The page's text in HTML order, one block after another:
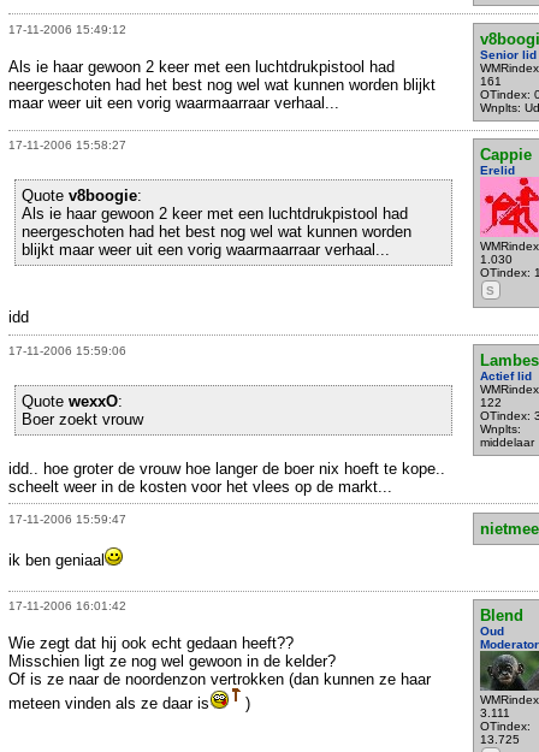
17-11-2006 15:49:12
Senior lid
161
OTindex:
Wnplts:
Als ie haar gewoon 2 keer met een luchtdrukpistool had
neergeschoten had het best nog wel wat kunnen worden blijkt
maar weer uit een vorig waarmaarraar verhaal...
17-11-2006 15:58:27
Cappie
Erelid
1.030
OTindex:
S
Quote v8boogie:
Als ie haar gewoon 2 keer met een luchtdrukpistool had
neergeschoten had het best nog wel wat kunnen worden
blijkt maar weer uit een vorig waarmaarraar verhaal...
idd
17-11-2006 15:59:06
Actief lid
122
OTindex:
Wnplts:
middelaar
Quote wexxO:
Boer zoekt vrouw
idd.. hoe groter de vrouw hoe langer de boer nix hoeft te kope..
scheelt weer in de kosten voor het vlees op de markt...
17-11-2006 15:59:47
ik ben geniaal
17-11-2006 16:01:42
Blend
Oud
Moderator
3.111
OTindex:
13.725
Wie zegt dat hij ook echt gedaan heeft??
Misschien ligt ze nog wel gewoon in de kelder?
Of is ze naar de noordenzon vertrokken (dan kunnen ze haar
meteen vinden als ze daar is
)